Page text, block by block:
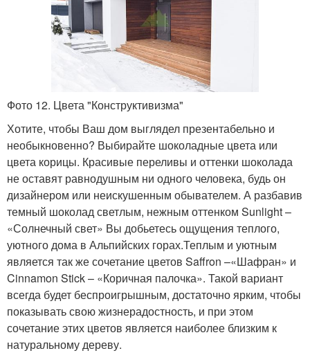
Фото 12. Цвета "Конструктивизма"
Хотите, чтобы Ваш дом выглядел презентабельно и
необыкновенно? Выбирайте шоколадные цвета или
цвета корицы. Красивые переливы и оттенки шоколада
не оставят равнодушным ни одного человека, будь он
дизайнером или неискушенным обывателем. А разбавив
темный шоколад светлым, нежным оттенком Sunlight –
«Солнечный свет» Вы добьетесь ощущения теплого,
уютного дома в Альпийских горах.Теплым и уютным
является так же сочетание цветов Saffron –«Шафран» и
Cinnamon Stick – «Коричная палочка». Такой вариант
всегда будет беспроигрышным, достаточно ярким, чтобы
показывать свою жизнерадостность, и при этом
сочетание этих цветов является наиболее близким к
натуральному дереву.